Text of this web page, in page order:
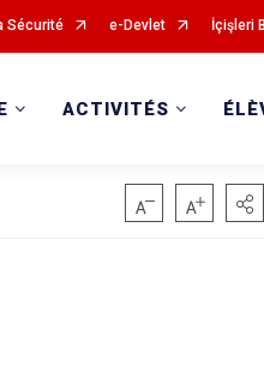
Sécurité e-Devlet İçişleri
ACTIVITÉS